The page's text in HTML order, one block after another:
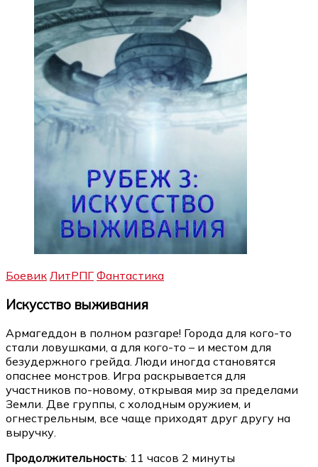
Боевик ЛитРПГ Фантастика
Искусство выживания
Армагеддон в полном разгаре! Города для кого-то
стали ловушками, а для кого-то – и местом для
безудержного грейда. Люди иногда становятся
опаснее монстров. Игра раскрывается для
участников по-новому, открывая мир за пределами
Земли. Две группы, с холодным оружием, и
огнестрельным, все чаще приходят друг другу на
выручку.
Продолжительность: 11 часов 2 минуты